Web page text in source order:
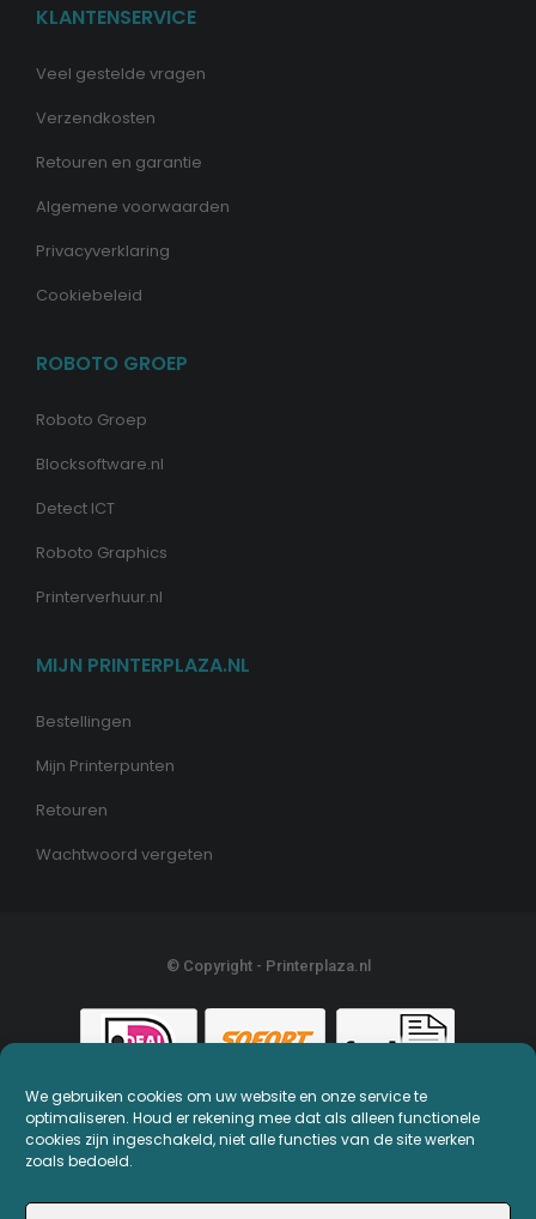
We gebruiken cookies om uw website en onze service te
optimaliseren. Houd er rekening mee dat als alleen functionele
cookies zijn ingeschakeld, niet alle functies van de site werken
zoals bedoeld.
KLANTENSERVICE
Veel gestelde vragen
Verzendkosten
Retouren en garantie
Algemene voorwaarden
Privacyverklaring
Cookiebeleid
ROBOTO GROEP
Roboto Groep
Blocksoftware.nl
Detect ICT
Roboto Graphics
Printerverhuur.nl
MIJN PRINTERPLAZA.NL
Bestellingen
Mijn Printerpunten
Retouren
Wachtwoord vergeten
© Copyright - Printerplaza.nl